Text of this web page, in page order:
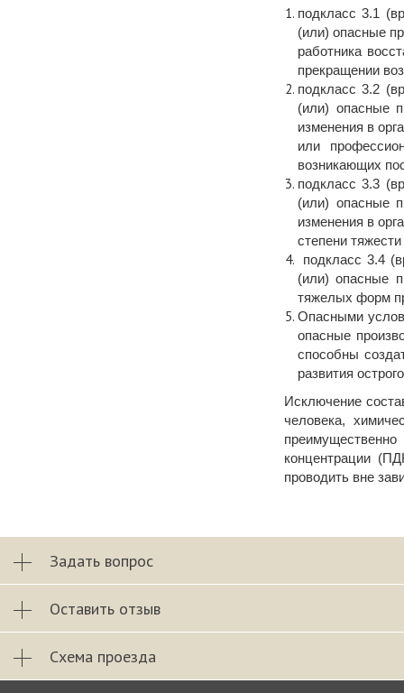
подкласс 3.1
(или) опасные
работника
прекращении
подкласс 3.2
(или) опасные
изменения в
или
возникающих
подкласс 3.3
(или) опасные
изменения в
степени
подкласс 3.4
(или) опасные
тяжелых форм
Опасными
опасные
способны
развития
Исключение
человека,
концентрации
проводить вне
Задать вопрос
Оставить отзыв
Схема проезда